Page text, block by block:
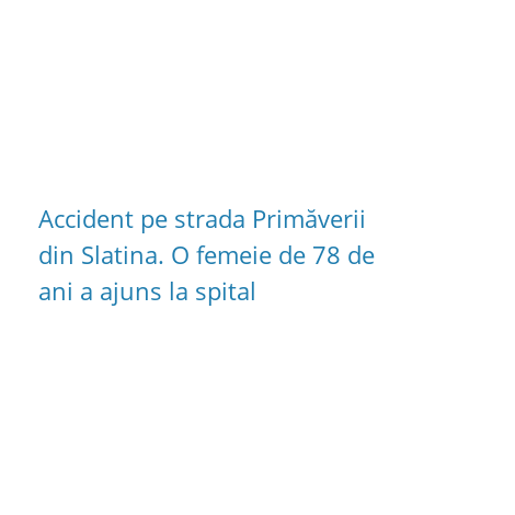
Accident pe strada Primăverii
din Slatina. O femeie de 78 de
ani a ajuns la spital